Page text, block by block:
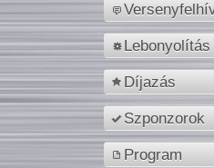
Lebonyolítás
Díjazás
Szponzorok
Program